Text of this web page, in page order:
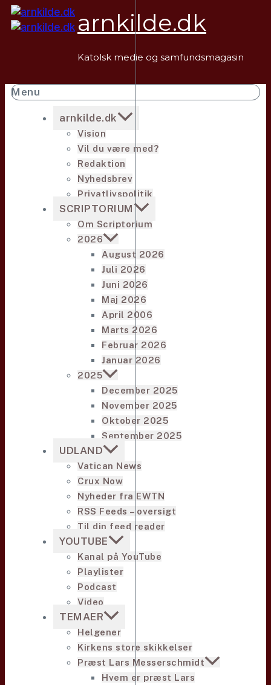
Fortsæt
til
arnkilde.dk
Katolsk medie og samfundsmagasin
Menu
arnkilde.dk
Vision
Vil du være med?
Redaktion
Nyhedsbrev
Privatlivspolitik
SCRIPTORIUM
Om Scriptorium
2026
August 2026
Juli 2026
Juni 2026
Maj 2026
April 2006
Marts 2026
Februar 2026
Januar 2026
2025
December 2025
November 2025
Oktober 2025
September 2025
UDLAND
Vatican News
Crux Now
Nyheder fra EWTN
RSS Feeds – oversigt
Til din feed reader
YOUTUBE
Kanal på YouTube
Playlister
Podcast
Video
TEMAER
Helgener
Kirkens store skikkelser
Præst Lars Messerschmidt
Hvem er præst Lars